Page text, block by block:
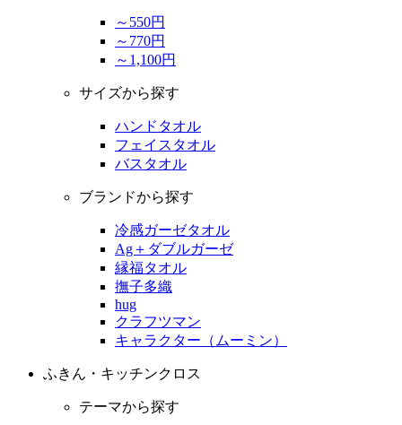
～550円
～770円
～1,100円
サイズから探す
ハンドタオル
フェイスタオル
バスタオル
ブランドから探す
冷感ガーゼタオル
Ag＋ダブルガーゼ
縁福タオル
撫子多織
hug
クラフツマン
キャラクター（ムーミン）
ふきん・キッチンクロス
テーマから探す